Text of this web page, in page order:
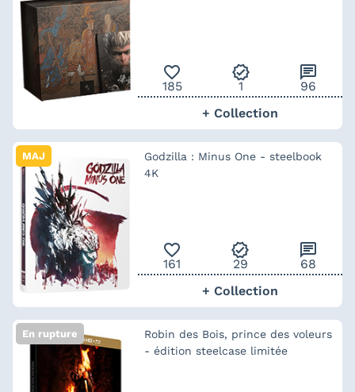
favorite_outline
185
verified
1
chat
96
+ Collection
MAJ
Godzilla : Minus One - steelbook
4K
favorite_outline
161
verified
29
chat
68
+ Collection
En rupture
Robin des Bois, prince des voleurs
- édition steelcase limitée